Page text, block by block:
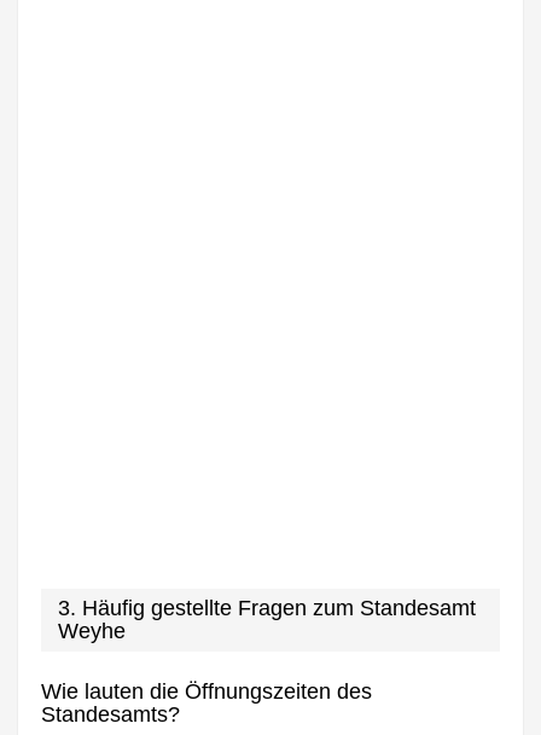
3. Häufig gestellte Fragen zum Standesamt
Weyhe
Wie lauten die Öffnungszeiten des
Standesamts?